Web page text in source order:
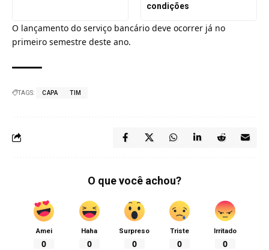
condições
O lançamento do serviço bancário deve ocorrer já no
primeiro semestre deste ano.
TAGS: CAPA TIM
O que você achou?
Amei
0
Haha
0
Surpreso
0
Triste
0
Irritado
0